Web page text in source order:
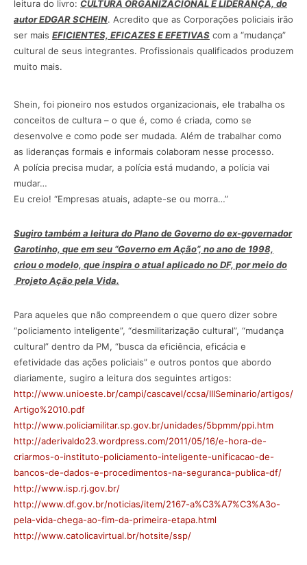
leitura do livro: CULTURA ORGANIZACIONAL E LIDERANÇA, do
autor EDGAR SCHEIN. Acredito que as Corporações policiais irão
ser mais EFICIENTES, EFICAZES E EFETIVAS com a “mudança”
cultural de seus integrantes. Profissionais qualificados produzem
muito mais.
Shein, foi pioneiro nos estudos organizacionais, ele trabalha os
conceitos de cultura – o que é, como é criada, como se
desenvolve e como pode ser mudada. Além de trabalhar como
as lideranças formais e informais colaboram nesse processo.
A polícia precisa mudar, a polícia está mudando, a polícia vai
mudar…
Eu creio! “Empresas atuais, adapte-se ou morra…”
Sugiro também a leitura do Plano de Governo do ex-governador
Garotinho, que em seu “Governo em Ação”, no ano de 1998,
criou o modelo, que inspira o atual aplicado no DF, por meio do
Projeto Ação pela Vida.
Para aqueles que não compreendem o que quero dizer sobre
“policiamento inteligente”, “desmilitarização cultural”, “mudança
cultural” dentro da PM, “busca da eficiência, eficácia e
efetividade das ações policiais” e outros pontos que abordo
diariamente, sugiro a leitura dos seguintes artigos:
http://www.unioeste.br/campi/cascavel/ccsa/IIISeminario/artigos/
Artigo%2010.pdf
http://www.policiamilitar.sp.gov.br/unidades/5bpmm/ppi.htm
http://aderivaldo23.wordpress.com/2011/05/16/e-hora-de-
criarmos-o-instituto-policiamento-inteligente-unificacao-de-
bancos-de-dados-e-procedimentos-na-seguranca-publica-df/
http://www.isp.rj.gov.br/
http://www.df.gov.br/noticias/item/2167-a%C3%A7%C3%A3o-
pela-vida-chega-ao-fim-da-primeira-etapa.html
http://www.catolicavirtual.br/hotsite/ssp/